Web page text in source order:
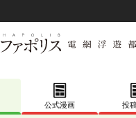
公式漫画 投